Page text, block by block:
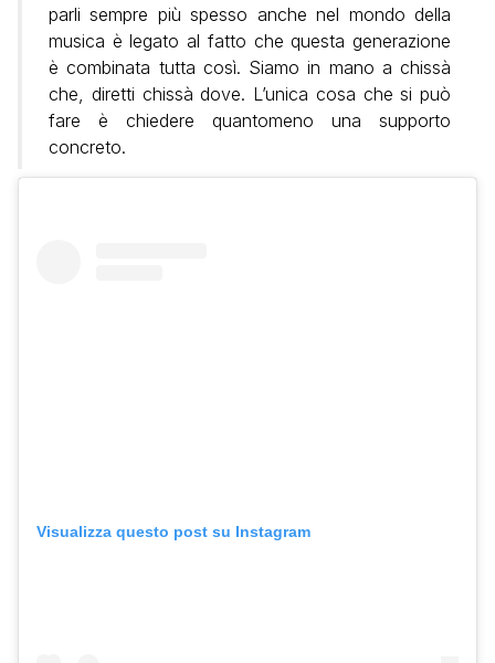
parli sempre più spesso anche nel mondo della
musica è legato al fatto che questa generazione
è combinata tutta così. Siamo in mano a chissà
che, diretti chissà dove. L’unica cosa che si può
fare è chiedere quantomeno una supporto
concreto.
Visualizza questo post su Instagram